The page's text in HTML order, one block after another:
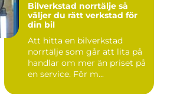
Bilverkstad norrtälje så
väljer du rätt verkstad för
din bil
Att hitta en bilverkstad
norrtälje som går att lita på
handlar om mer än priset på
en service. För m...